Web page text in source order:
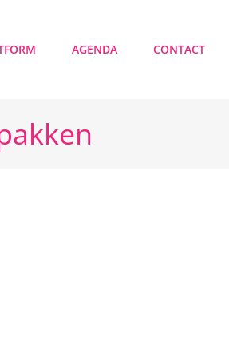
AGENDA CONTACT